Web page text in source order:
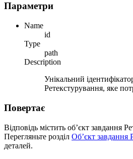
Параметри
Name
id
Type
path
Description
Унікальний
Ретекстурування, яке
Повертає
Відповідь містить об’єкт завдання
Перегляньте розділ Об’єкт завдання
деталей.